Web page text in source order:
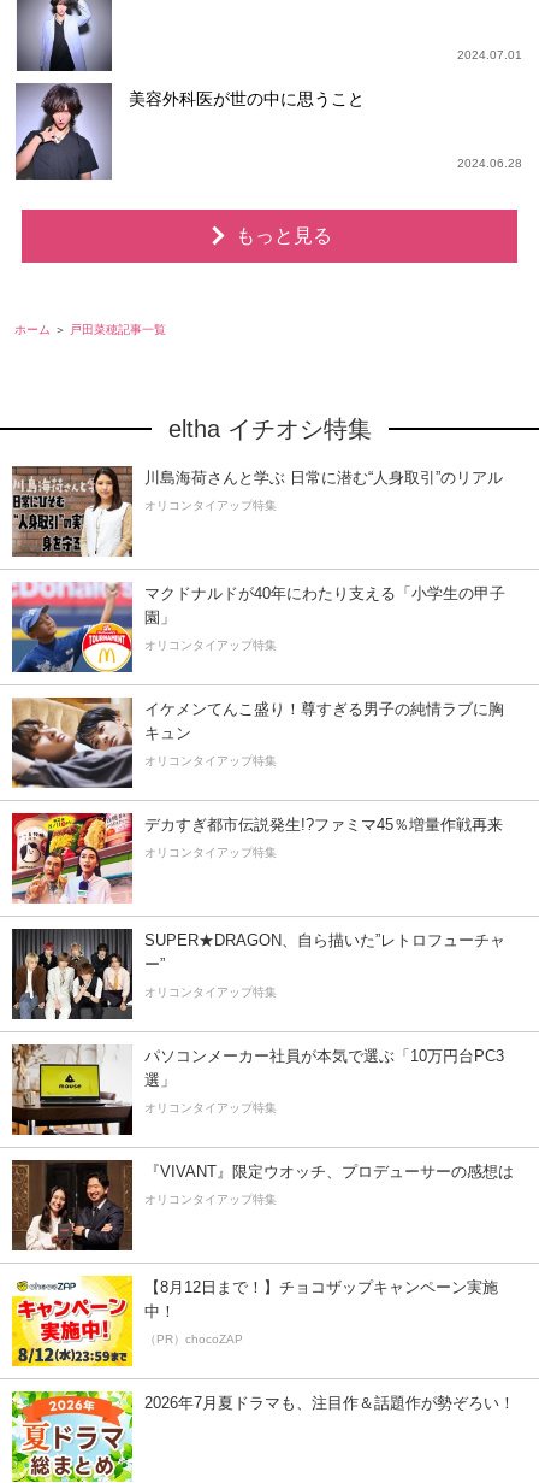
2024.07.01
美容外科医が世の中に思うこと
2024.06.28
もっと見る
ホーム 戸田菜穂記事一覧
eltha イチオシ特集
川島海荷さんと学ぶ 日常に潜む“人身取引”のリアル
オリコンタイアップ特集
マクドナルドが40年にわたり支える「小学生の甲子
園」
オリコンタイアップ特集
イケメンてんこ盛り！尊すぎる男子の純情ラブに胸
キュン
オリコンタイアップ特集
デカすぎ都市伝説発生!?ファミマ45％増量作戦再来
オリコンタイアップ特集
SUPER★DRAGON、自ら描いた”レトロフューチャ
ー”
オリコンタイアップ特集
パソコンメーカー社員が本気で選ぶ「10万円台PC3
選」
オリコンタイアップ特集
『VIVANT』限定ウオッチ、プロデューサーの感想は
オリコンタイアップ特集
【8月12日まで！】チョコザップキャンペーン実施
中！
（PR）chocoZAP
2026年7月夏ドラマも、注目作＆話題作が勢ぞろい！